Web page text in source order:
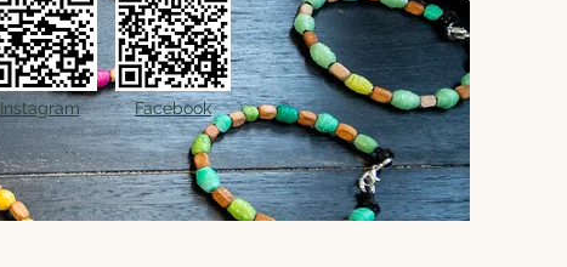
Instagram Facebook